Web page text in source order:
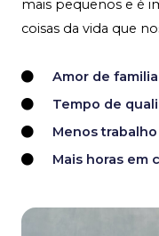
mais pequenos e é
coisas da vida que
Amor de familia
Tempo de
Menos trabalho
Mais horas em